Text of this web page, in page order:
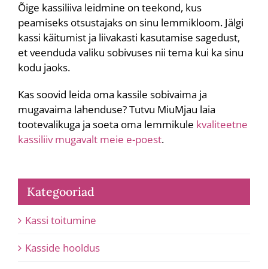
Õige kassiliiva leidmine on teekond, kus
peamiseks otsustajaks on sinu lemmikloom. Jälgi
kassi käitumist ja liivakasti kasutamise sagedust,
et veenduda valiku sobivuses nii tema kui ka sinu
kodu jaoks.
Kas soovid leida oma kassile sobivaima ja
mugavaima lahenduse? Tutvu MiuMjau laia
tootevalikuga ja soeta oma lemmikule kvaliteetne
kassiliiv mugavalt meie e-poest.
Kategooriad
Kassi toitumine
Kasside hooldus